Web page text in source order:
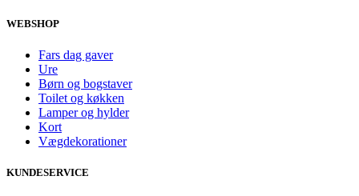
WEBSHOP
Fars dag gaver
Ure
Børn og bogstaver
Toilet og køkken
Lamper og hylder
Kort
Vægdekorationer
KUNDESERVICE